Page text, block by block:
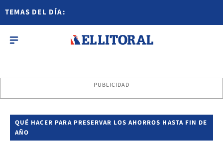
TEMAS DEL DÍA:
PUBLICIDAD
QUÉ HACER PARA PRESERVAR LOS AHORROS HASTA FIN DE
AÑO